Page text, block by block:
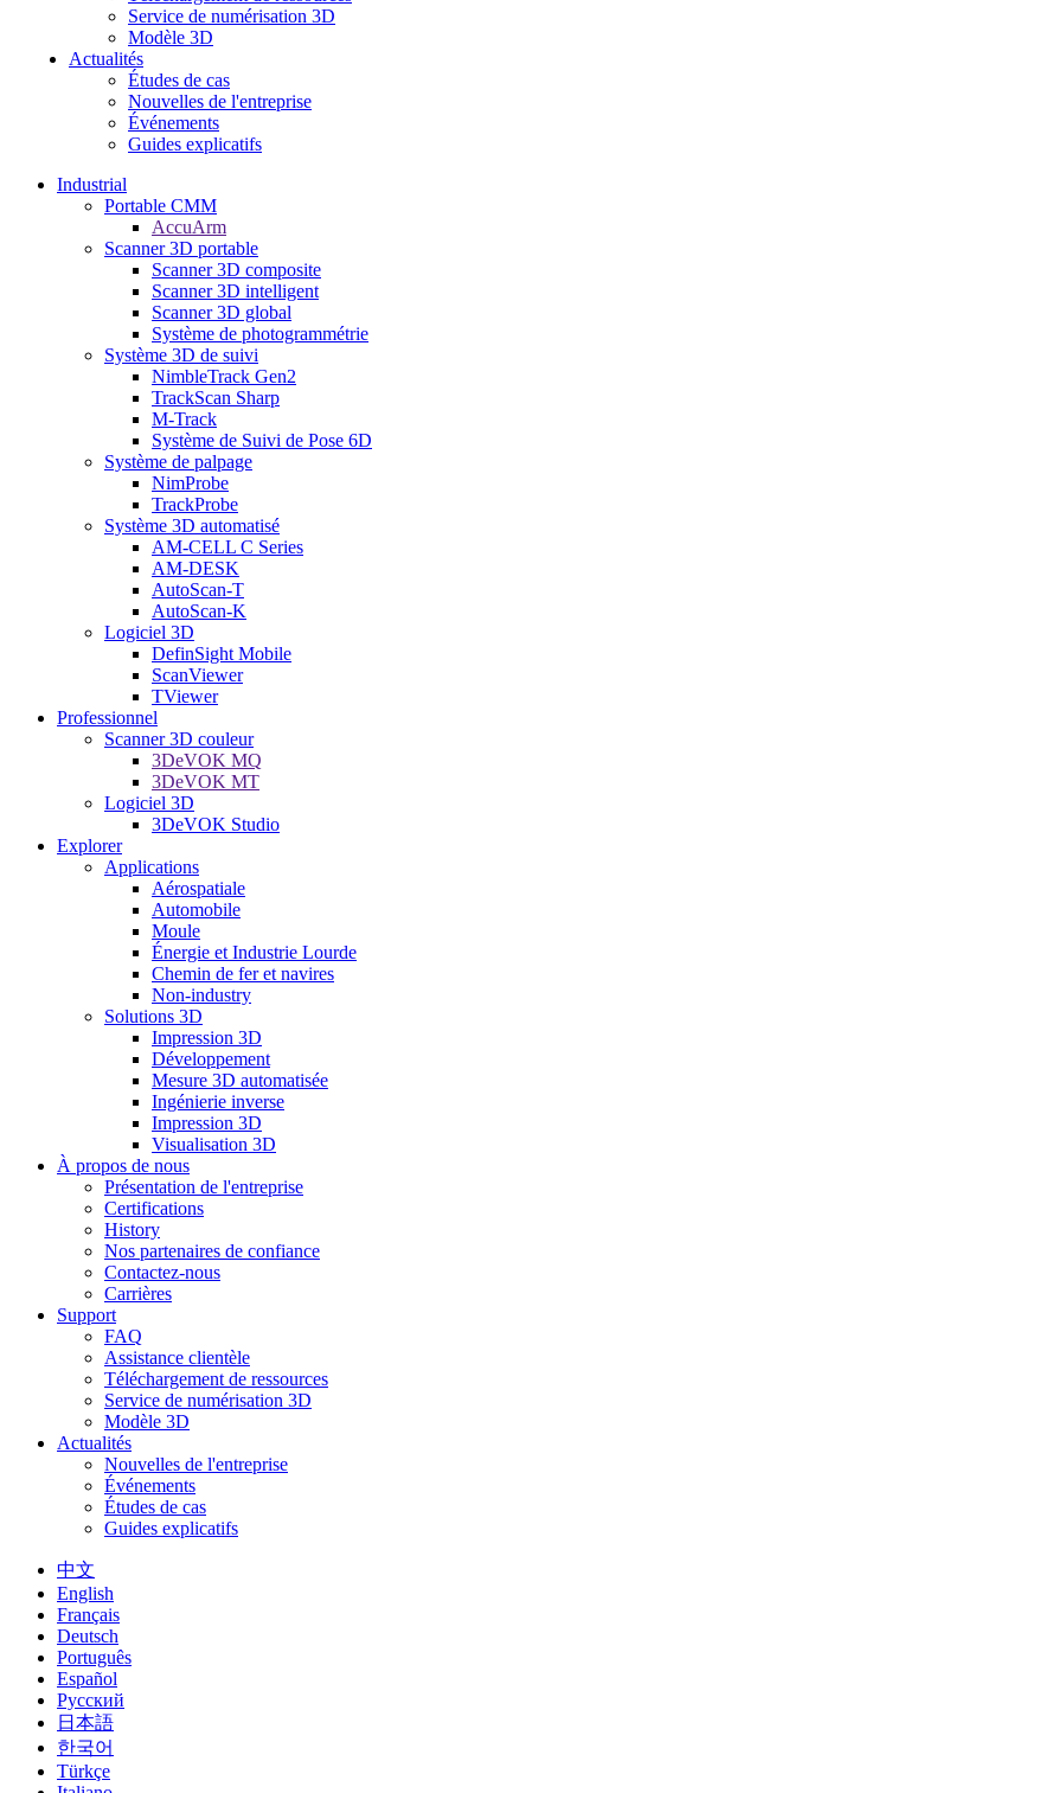
Service de numérisation 3D
Modèle 3D
Actualités
Études de cas
Nouvelles de l'entreprise
Événements
Guides explicatifs
Industrial
Portable CMM
AccuArm
Scanner 3D portable
Scanner 3D composite
Scanner 3D intelligent
Scanner 3D global
Système de photogrammétrie
Système 3D de suivi
NimbleTrack Gen2
TrackScan Sharp
M-Track
Système de Suivi de Pose 6D
Système de palpage
NimProbe
TrackProbe
Système 3D automatisé
AM-CELL C Series
AM-DESK
AutoScan-T
AutoScan-K
Logiciel 3D
DefinSight Mobile
ScanViewer
TViewer
Professionnel
Scanner 3D couleur
3DeVOK MQ
3DeVOK MT
Logiciel 3D
3DeVOK Studio
Explorer
Applications
Aérospatiale
Automobile
Moule
Énergie et Industrie Lourde
Chemin de fer et navires
Non-industry
Solutions 3D
Impression 3D
Développement
Mesure 3D automatisée
Ingénierie inverse
Impression 3D
Visualisation 3D
À propos de nous
Présentation de l'entreprise
Certifications
History
Nos partenaires de confiance
Contactez-nous
Carrières
Support
FAQ
Assistance clientèle
Téléchargement de ressources
Service de numérisation 3D
Modèle 3D
Actualités
Nouvelles de l'entreprise
Événements
Études de cas
Guides explicatifs
中文
English
Français
Deutsch
Português
Español
Русский
日本語
한국어
Türkçe